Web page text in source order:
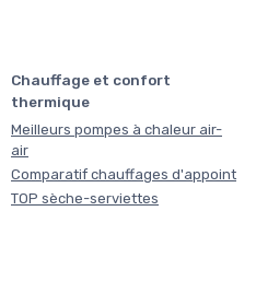
Chauffage et confort
thermique
Meilleurs pompes à chaleur air-
air
Comparatif chauffages d'appoint
TOP sèche-serviettes